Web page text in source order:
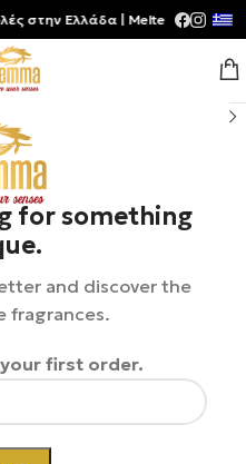
for something
and discover the
fragrances.
first order.
Ελλάδα | Meltemia Exclusive